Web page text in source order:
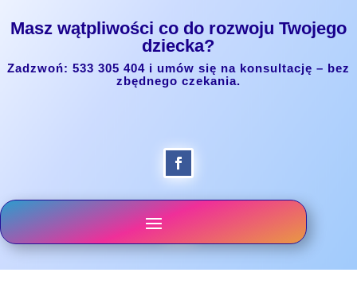
Masz wątpliwości co do rozwoju Twojego
dziecka?
Zadzwoń: 533 305 404 i umów się na konsultację – bez
zbędnego czekania.